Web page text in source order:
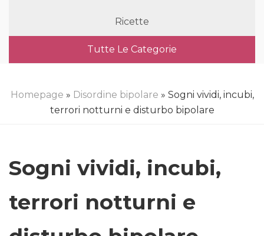
Ricette
Tutte Le Categorie
Homepage » Disordine bipolare » Sogni vividi, incubi,
terrori notturni e disturbo bipolare
Sogni vividi, incubi,
terrori notturni e